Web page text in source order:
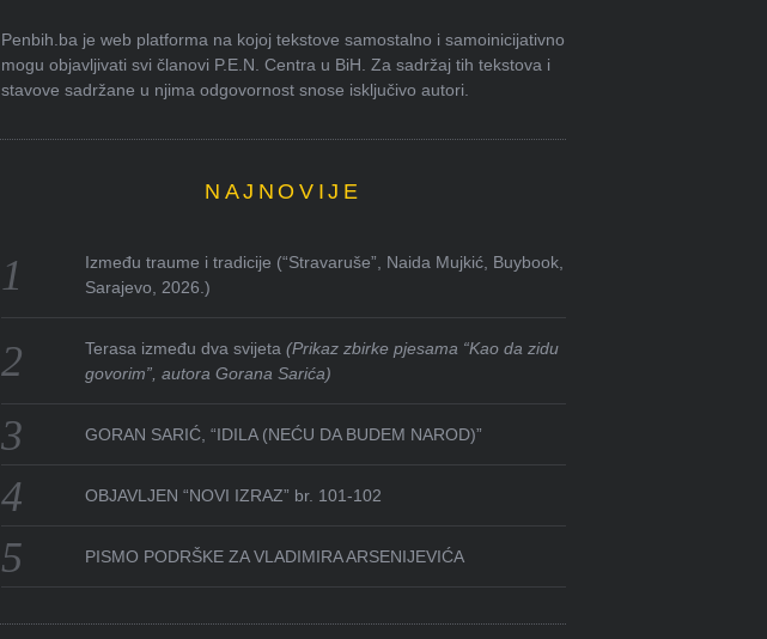
Penbih.ba je web platforma na kojoj tekstove samostalno i samoinicijativno
mogu objavljivati svi članovi P.E.N. Centra u BiH. Za sadržaj tih tekstova i
stavove sadržane u njima odgovornost snose isključivo autori.
NAJNOVIJE
Između traume i tradicije (“Stravaruše”, Naida Mujkić, Buybook,
Sarajevo, 2026.)
Terasa između dva svijeta(Prikaz zbirke pjesama “Kao da zidu
govorim”, autora Gorana Sarića)
GORAN SARIĆ, “IDILA (NEĆU DA BUDEM NAROD)”
OBJAVLJEN “NOVI IZRAZ” br. 101-102
PISMO PODRŠKE ZA VLADIMIRA ARSENIJEVIĆA